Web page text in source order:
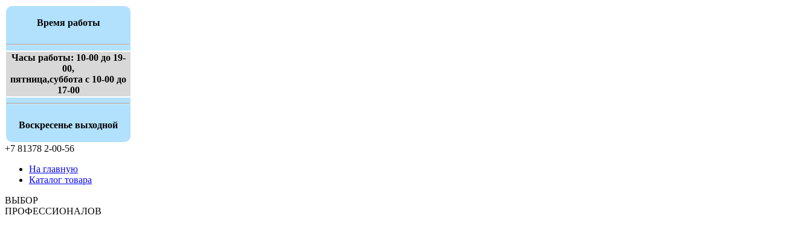
Время работы
Часы работы: 10-00 до 19-
00,
пятница,суббота с 10-00 до
17-00
Воскресенье выходной
+7 81378 2-00-56
На главную
Каталог товара
ВЫБОР
ПРОФЕССИОНАЛОВ